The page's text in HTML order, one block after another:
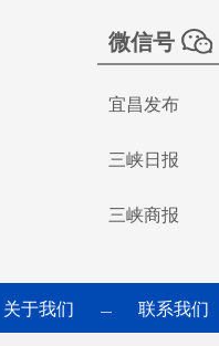
微信号
宜昌发布
三峡日报
三峡商报
关于我们 — 联系我们